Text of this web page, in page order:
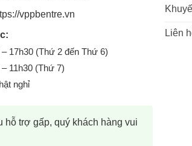
vppbentre.vn
– 17h30 (Thứ 2 đến Thứ 6)
11h30 (Thứ 7)
nghỉ
hỗ trợ gấp, quý khách hàng vui
Liên